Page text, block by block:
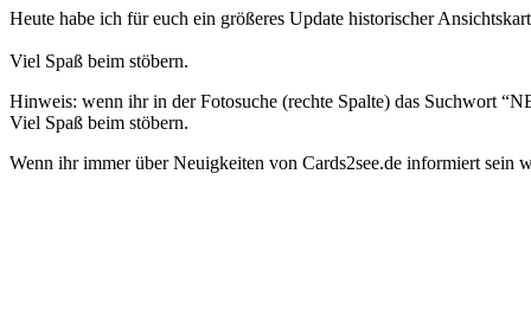
Heute habe ich für euch ein größeres Update historischer
Viel Spaß beim stöbern.
Hinweis: wenn ihr in der Fotosuche (rechte Spalte) das Suchwort
Viel Spaß beim stöbern.
Wenn ihr immer über Neuigkeiten von Cards2see.de informiert sein